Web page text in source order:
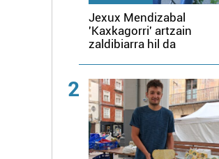
Jexux Mendizabal
'Kaxkagorri' artzain
zaldibiarra hil da
2